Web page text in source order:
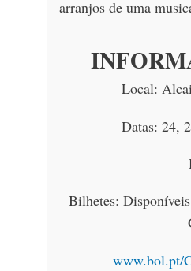
arranjos de uma
Local:
Datas: 24,
Bilhetes:
www.bol.pt/